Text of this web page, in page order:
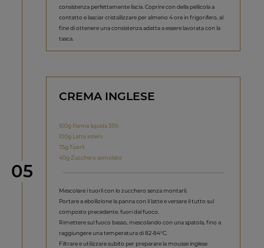
consistenza perfettamente liscia. Coprire con della pellicola a
contatto e lasciar cristallizzare per almeno 4 ore in frigorifero, al
fine di ottenere una consistenza adatta a essere lavorata con la
tasca.
Step
05
CREMA INGLESE
100g Panna liquida 35%
100g Latte intero
75g Tuorli
40g Zucchero semolato
Mescolare i tuorli con lo zucchero senza montarli.
Portare a ebollizione la panna con il latte e versare il tutto sul
composto precedente, fuori dal fuoco.
Rimettere sul fuoco basso, mescolando con una spatola, fino a
raggiungere una temperatura di 82-84°C.
Filtrare e utilizzare subito per preparare la mousse inglese